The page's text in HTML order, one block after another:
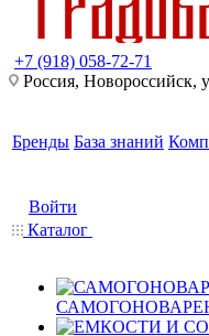
+7 (918) 058-72-71
Россия, Новороссийск,
Бренды База знаний
Войти
Каталог